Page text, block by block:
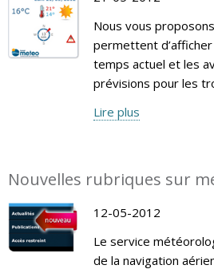
Nous vous
permettent
temps actuel et les
prévisions pour les
Lire plus
Nouvelles rubriques sur
12-05-2012
Le service
de la navigation